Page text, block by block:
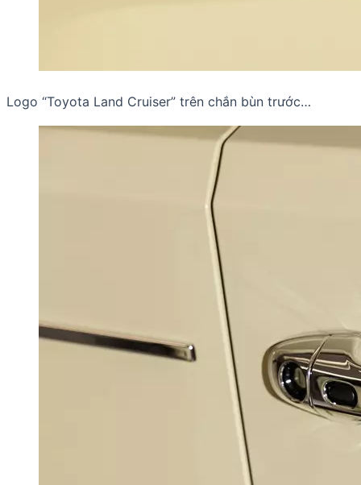
Logo “Toyota Land Cruiser” trên chắn bùn trước…